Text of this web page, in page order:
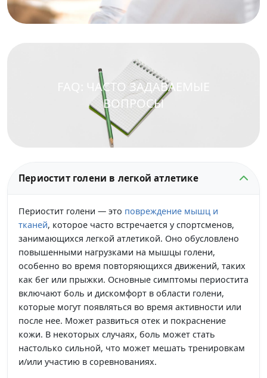
FAQ: ЧАСТО ЗАДАВАЕМЫЕ
ВОПРОСЫ
Периостит голени в легкой атлетике
Периостит голени — это повреждение мышц и
тканей, которое часто встречается у спортсменов,
занимающихся легкой атлетикой. Оно обусловлено
повышенными нагрузками на мышцы голени,
особенно во время повторяющихся движений, таких
как бег или прыжки. Основные симптомы периостита
включают боль и дискомфорт в области голени,
которые могут появляться во время активности или
после нее. Может развиться отек и покраснение
кожи. В некоторых случаях, боль может стать
настолько сильной, что может мешать тренировкам
и/или участию в соревнованиях.